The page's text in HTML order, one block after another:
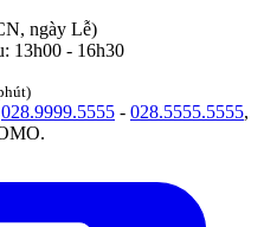
ngày Lễ)
13h00 - 16h30
028.9999.5555 - 028.5555.5555,